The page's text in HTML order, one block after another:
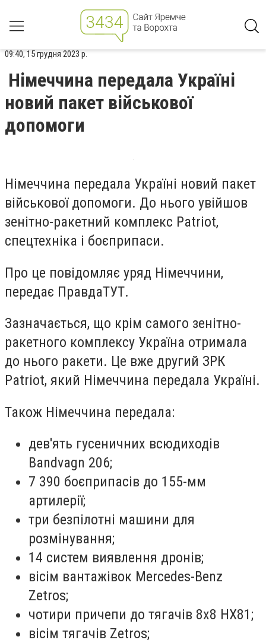
09:40, 15 грудня 2023 р.
Німеччина передала Україні
новий пакет військової
допомоги
Німеччина передала Україні новий пакет
військової допомоги. До нього увійшов
зенітно-ракетний комплекс Patriot,
спецтехніка і боєприпаси.
Про це повідомляє уряд Німеччини,
передає ПравдаТУТ.
Зазначається, що крім самого зенітно-
ракетного комплексу Україна отримала
до нього ракети. Це вже другий ЗРК
Patriot, який Німеччина передала Україні.
Також Німеччина передала:
дев'ять гусеничних всюдиходів
Bandvagn 206;
7 390 боєприпасів до 155-мм
артилерії;
три безпілотні машини для
розмінування;
14 систем виявлення дронів;
вісім вантажівок Mercedes-Benz
Zetros;
чотири причепи до тягачів 8x8 HX81;
вісім тягачів Zetros;